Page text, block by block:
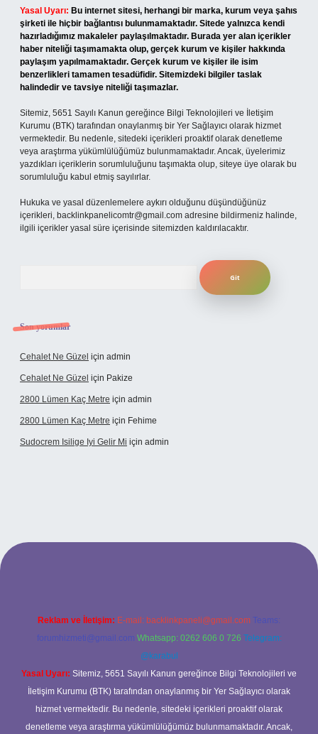
Yasal Uyarı: Bu internet sitesi, herhangi bir marka, kurum veya şahıs
şirketi ile hiçbir bağlantısı bulunmamaktadır. Sitede yalnızca kendi
hazırladığımız makaleler paylaşılmaktadır. Burada yer alan içerikler
haber niteliği taşımamakta olup, gerçek kurum ve kişiler hakkında
paylaşım yapılmamaktadır. Gerçek kurum ve kişiler ile isim
benzerlikleri tamamen tesadüfidir. Sitemizdeki bilgiler taslak
halindedir ve tavsiye niteliği taşımazlar.
Sitemiz, 5651 Sayılı Kanun gereğince Bilgi Teknolojileri ve İletişim
Kurumu (BTK) tarafından onaylanmış bir Yer Sağlayıcı olarak hizmet
vermektedir. Bu nedenle, sitedeki içerikleri proaktif olarak denetleme
veya araştırma yükümlülüğümüz bulunmamaktadır. Ancak, üyelerimiz
yazdıkları içeriklerin sorumluluğunu taşımakta olup, siteye üye olarak bu
sorumluluğu kabul etmiş sayılırlar.
Hukuka ve yasal düzenlemelere aykırı olduğunu düşündüğünüz
içerikleri, backlinkpanelicomtr@gmail.com adresine bildirmeniz halinde,
ilgili içerikler yasal süre içerisinde sitemizden kaldırılacaktır.
Son yorumlar
Cehalet Ne Güzel için admin
Cehalet Ne Güzel için Pakize
2800 Lümen Kaç Metre için admin
2800 Lümen Kaç Metre için Fehime
Sudocrem Isilige Iyi Gelir Mi için admin
opera bet giriş
Reklam ve İletişim: E-mail: backlinkpaneli@gmail.com Teams:
forumhizmeti@gmail.com Whatsapp: 0262 606 0 726 Telegram:
@karabul
Yasal Uyarı: Sitemiz, 5651 Sayılı Kanun gereğince Bilgi Teknolojileri ve
İletişim Kurumu (BTK) tarafından onaylanmış bir Yer Sağlayıcı olarak
hizmet vermektedir. Bu nedenle, sitedeki içerikleri proaktif olarak
denetleme veya araştırma yükümlülüğümüz bulunmamaktadır. Ancak,